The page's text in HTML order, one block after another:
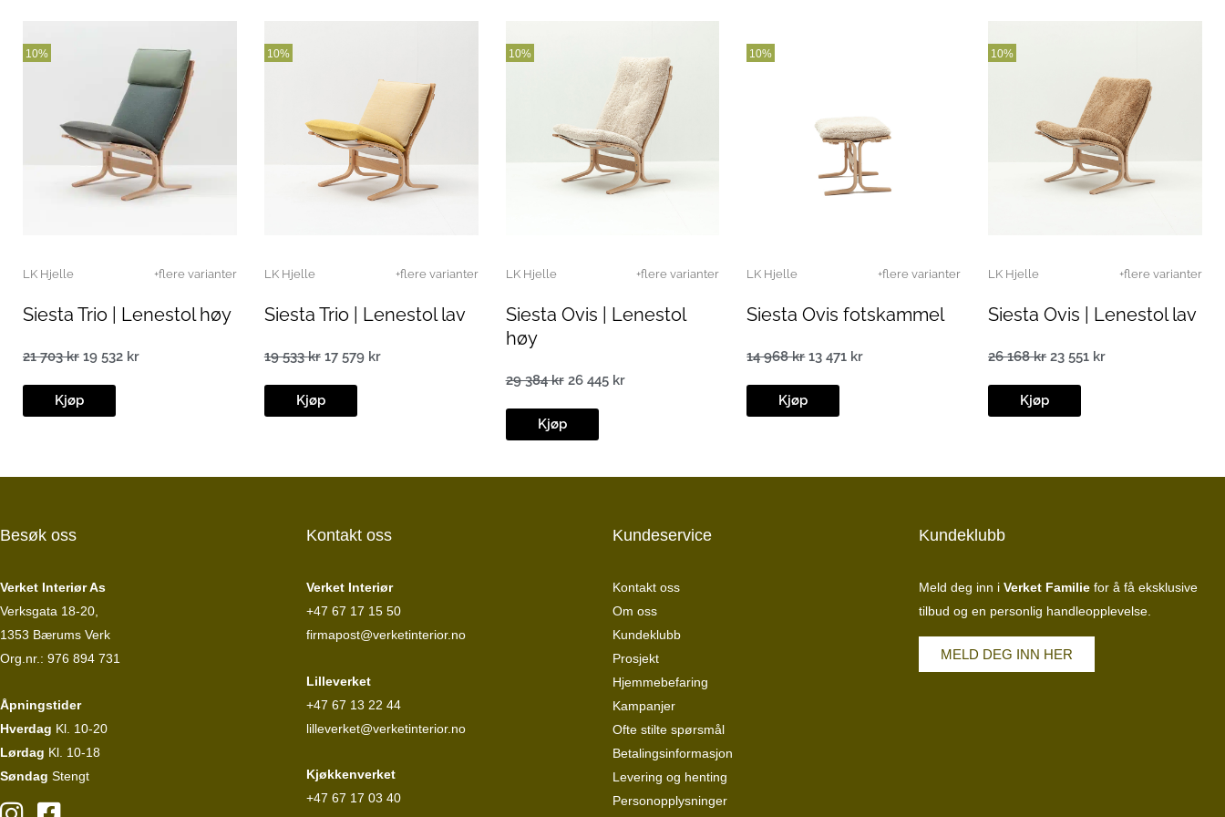
10%
LK Hjelle +flere varianter
Siesta Trio | Lenestol høy
21 703kr Opprinnelig
pris
var:
21
19 532 kr
Kjøp
10%
LK Hjelle +flere varianter
Siesta Trio | Lenestol lav
19 533kr Opprinnelig
pris
var:
19
17 579 kr
Kjøp
10%
LK Hjelle +flere varianter
Siesta Ovis | Lenestol
høy
29 384kr Opprinnelig
pris
var:
29
26 445 kr
Kjøp
10%
LK Hjelle +flere varianter
Siesta Ovis fotskammel
14 968kr Opprinnelig
pris
14
13 471 kr
Kjøp
10%
LK Hjelle +flere varianter
Siesta Ovis | Lenestol lav
26 168kr Opprinnelig
pris
26
23 551 kr
Kjøp
Besøk oss
Verket Interiør As
Verksgata 18-20,
1353 Bærums Verk
Org.nr.: 976 894 731
Åpningstider
Hverdag Kl. 10-20
Lørdag Kl. 10-18
Søndag Stengt
Kontakt oss
Verket Interiør
+47 67 17 15 50
firmapost@verketinterior.no
Lilleverket
+47 67 13 22 44
lilleverket@verketinterior.no
Kjøkkenverket
+47 67 17 03 40
Kundeservice
Kontakt oss
Om oss
Kundeklubb
Prosjekt
Hjemmebefaring
Kampanjer
Ofte stilte spørsmål
Betalingsinformasjon
Levering og henting
Personopplysninger
Kundeklubb
Meld deg inn i Verket Familie for å få eksklusive
tilbud og en personlig handleopplevelse.
MELD DEG INN HER